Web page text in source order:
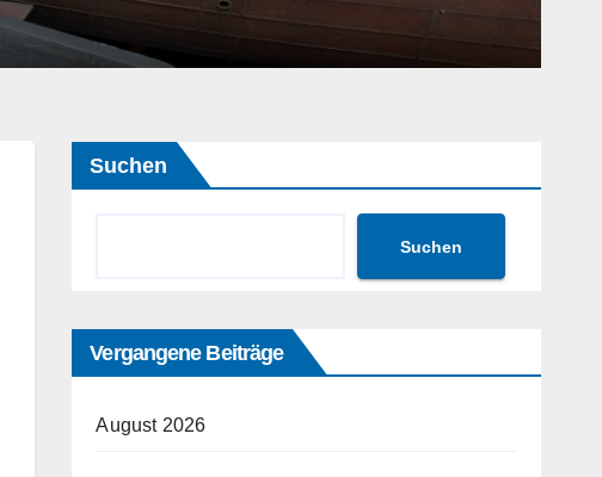
Suchen
Suchen
Vergangene Beiträge
August 2026